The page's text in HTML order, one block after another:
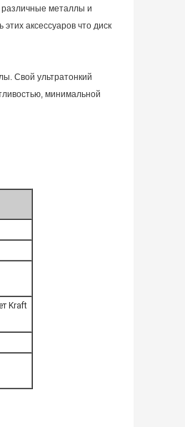
металлы и
аксессуаров что диск
Свой ультратонкий
минимальной
Kraft